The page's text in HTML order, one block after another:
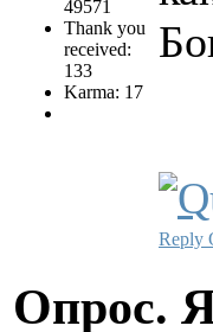
49571
Thank you
received:
133
Karma: 17
Reply
Опрос.